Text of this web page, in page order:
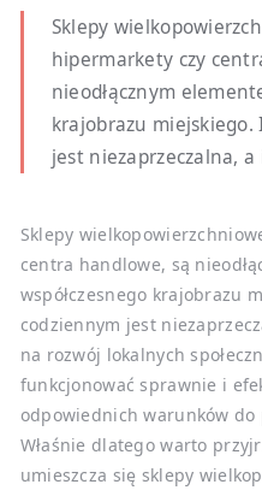
Sklepy
hipermarkety czy
nieodłącznym
krajobrazu miejskiego.
jest niezaprzeczalna, a
Sklepy
centra handlowe, są
współczesnego krajobrazu
codziennym jest
na rozwój lokalnych
funkcjonować sprawnie i
odpowiednich warunków do
Właśnie dlatego warto
umieszcza się sklepy